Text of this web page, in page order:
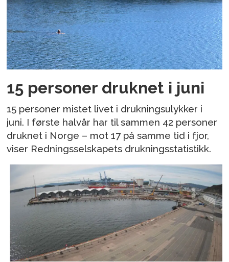
15 personer druknet i juni
15 personer mistet livet i drukningsulykker i
juni. I første halvår har til sammen 42 personer
druknet i Norge – mot 17 på samme tid i fjor,
viser Redningsselskapets drukningsstatistikk.